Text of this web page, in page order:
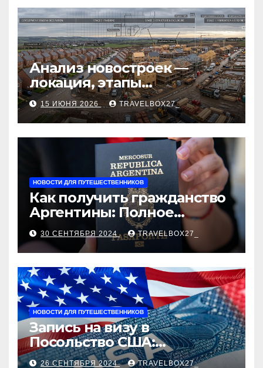
Анализ новостроек —
локация, этапы
строительства, проверка
застройщика, сценарии
оформления сделки и
рыночные ориентиры
15 ИЮНЯ 2026 TRAVELBOX27_
НОВОСТИ ДЛЯ ПУТЕШЕСТВЕННИКОВ
Как получить гражданство
Аргентины: Полное
руководство
30 СЕНТЯБРЯ 2024 TRAVELBOX27_
НОВОСТИ ДЛЯ ПУТЕШЕСТВЕННИКОВ
Запись на визу в
Посольство США:
Пошаговое руководство
26 СЕНТЯБРЯ 2024 TRAVELBOX27_